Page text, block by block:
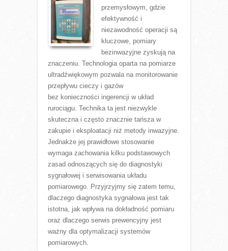
przemysłowym, gdzie
efektywność i
niezawodność operacji są
kluczowe, pomiary
bezinwazyjne zyskują na
znaczeniu. Technologia oparta na pomiarze
ultradźwiękowym pozwala na monitorowanie
przepływu cieczy i gazów
bez konieczności ingerencji w układ
rurociągu. Technika ta jest niezwykle
skuteczna i często znacznie tańsza w
zakupie i eksploatacji niż metody inwazyjne.
Jednakże jej prawidłowe stosowanie
wymaga zachowania kilku podstawowych
zasad odnoszących się do diagnostyki
sygnałowej i serwisowania układu
pomiarowego. Przyjrzyjmy się zatem temu,
dlaczego diagnostyka sygnałowa jest tak
istotna, jak wpływa na dokładność pomiaru
oraz dlaczego serwis prewencyjny jest
ważny dla optymalizacji systemów
pomiarowych.